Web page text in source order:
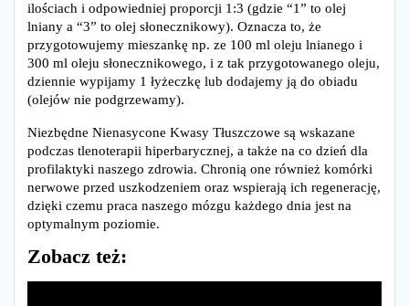
ilościach i odpowiedniej proporcji 1:3 (gdzie “1” to olej
lniany a “3” to olej słonecznikowy). Oznacza to, że
przygotowujemy mieszankę np. ze 100 ml oleju lnianego i
300 ml oleju słonecznikowego, i z tak przygotowanego oleju,
dziennie wypijamy 1 łyżeczkę lub dodajemy ją do obiadu
(olejów nie podgrzewamy).
Niezbędne Nienasycone Kwasy Tłuszczowe są wskazane
podczas tlenoterapii hiperbarycznej, a także na co dzień dla
profilaktyki naszego zdrowia. Chronią one również komórki
nerwowe przed uszkodzeniem oraz wspierają ich regenerację,
dzięki czemu praca naszego mózgu każdego dnia jest na
optymalnym poziomie.
Zobacz też: